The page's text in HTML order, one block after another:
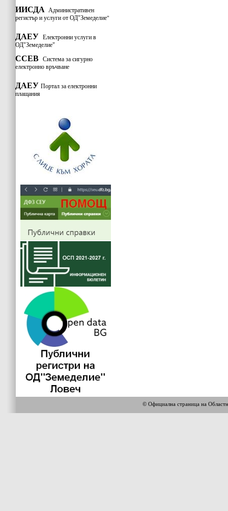
ИИСДА Административен
регистър и услуги от ОД"Земеделие"
ДАЕУ Електронни услуги в
ОД"Земеделие"
ССЕВ Система за сигурно
електронно връчване
ДАЕУ Портал за електронни
плащания
© Официална страница на